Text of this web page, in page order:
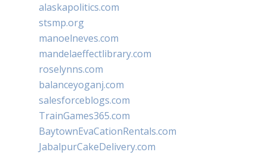
alaskapolitics.com
stsmp.org
manoelneves.com
mandelaeffectlibrary.com
roselynns.com
balanceyoganj.com
salesforceblogs.com
TrainGames365.com
BaytownEvaCationRentals.com
JabalpurCakeDelivery.com